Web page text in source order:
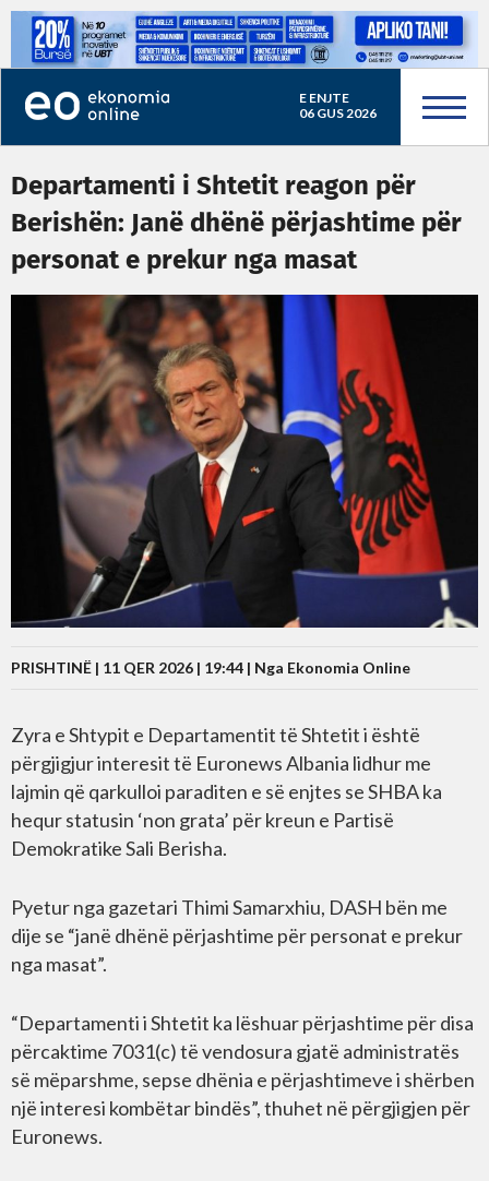
E ENJTE
06 GUS 2026
Departamenti i Shtetit reagon për
Berishën: Janë dhënë përjashtime për
personat e prekur nga masat
PRISHTINË | 11 QER 2026 | 19:44 | Nga Ekonomia Online
Zyra e Shtypit e Departamentit të Shtetit i është
përgjigjur interesit të Euronews Albania lidhur me
lajmin që qarkulloi paraditen e së enjtes se SHBA ka
hequr statusin ‘non grata’ për kreun e Partisë
Demokratike Sali Berisha.
Pyetur nga gazetari Thimi Samarxhiu, DASH bën me
dije se “janë dhënë përjashtime për personat e prekur
nga masat”.
“Departamenti i Shtetit ka lëshuar përjashtime për disa
përcaktime 7031(c) të vendosura gjatë administratës
së mëparshme, sepse dhënia e përjashtimeve i shërben
një interesi kombëtar bindës”, thuhet në përgjigjen për
Euronews.